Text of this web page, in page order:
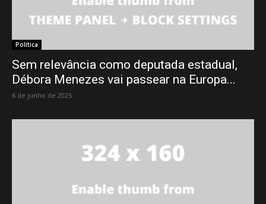
Política
Sem relevância como deputada estadual,
Débora Menezes vai passear na Europa...
6 de junho de 2025